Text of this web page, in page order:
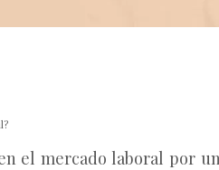
el mercado laboral por